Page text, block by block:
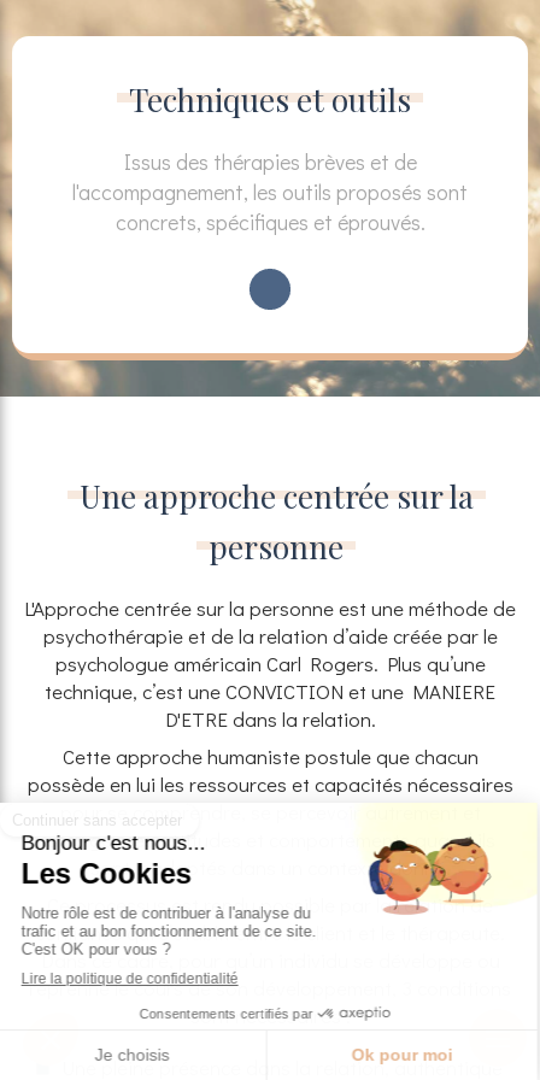
Techniques et outils
Issus des thérapies brèves et de
l'accompagnement, les outils proposés sont
concrets, spécifiques et éprouvés.
Une approche centrée sur la
personne
L'Approche centrée sur la personne est une méthode de
psychothérapie et de la relation d’aide créée par le
psychologue américain Carl Rogers. Plus qu’une
technique, c’est une CONVICTION et une MANIERE
D'ETRE dans la relation.
Cette approche humaniste postule que chacun
possède en lui les ressources et capacités nécessaires
pour se comprendre, se percevoir autrement et
changer ses attitudes et comportements quand ils
sont inadaptés dans un contexte donné.
Ce processus est rendu possible par la relation de
confiance qui s’établit entre le client et le thérapeute.
Dans ce cadre, pour qu’un individu se développe ou
reprenne le cours de son développement, 3 conditions
sont nécessaires :
Une pleine présence dans la relation, authentique